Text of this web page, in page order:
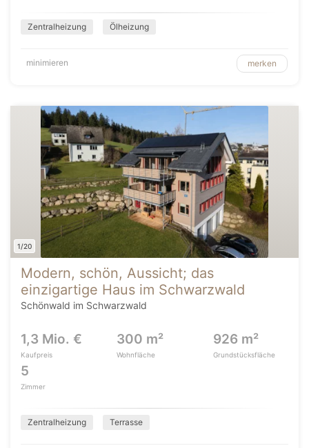
Zentralheizung Ölheizung
minimieren merken
1/20
Modern, schön, Aussicht; das
einzigartige Haus im Schwarzwald
Schönwald im Schwarzwald
1,3 Mio. €
Kaufpreis
300 m²
Wohnfläche
926 m²
Grundstücksfläche
5
Zimmer
Zentralheizung Terrasse